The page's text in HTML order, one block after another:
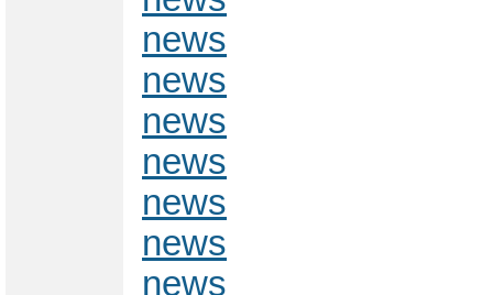
news
news
news
news
news
news
news